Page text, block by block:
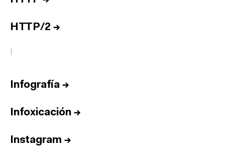
HTTP/2 →
I
Infografía →
Infoxicación →
Instagram →